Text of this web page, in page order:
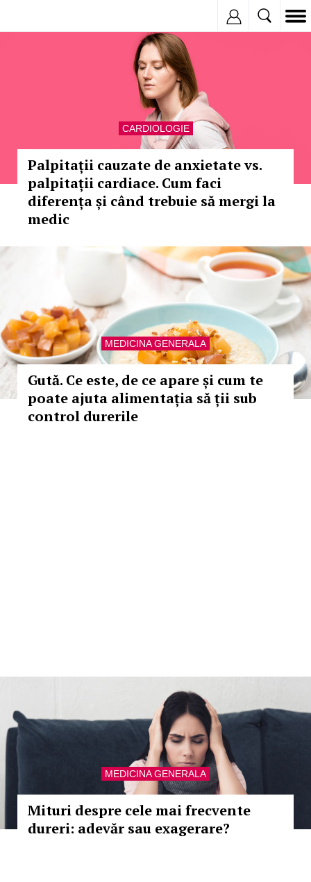
CARDIOLOGIE
Palpitații cauzate de anxietate vs.
palpitații cardiace. Cum faci
diferența și când trebuie să mergi la
medic
MEDICINA GENERALA
Gută. Ce este, de ce apare și cum te
poate ajuta alimentația să ții sub
control durerile
MEDICINA GENERALA
Mituri despre cele mai frecvente
dureri: adevăr sau exagerare?